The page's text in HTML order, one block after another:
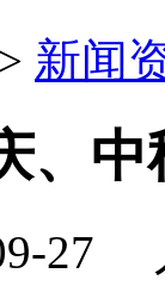
> 新闻
、
27